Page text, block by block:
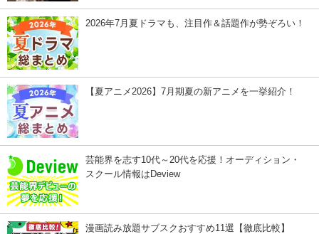
2026年7月夏ドラマも、注目作＆話題作が勢ぞろい！
【夏アニメ2026】7月期夏の新アニメを一挙紹介！
芸能界を志す10代～20代を応援！オーディション・
スクール情報はDeview
漫画読み放題サブスクおすすめ11選【徹底比較】